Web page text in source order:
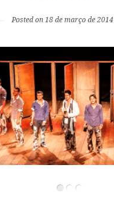
Posted on 18 de março de 2014